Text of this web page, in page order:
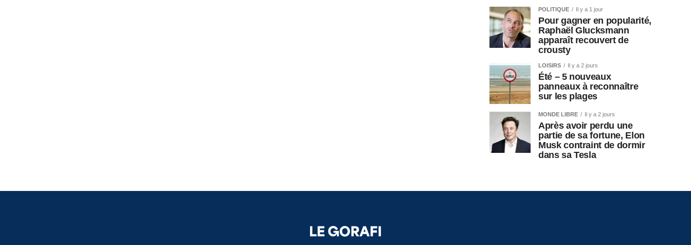
POLITIQUE Il y a 1 jour
Pour gagner en popularité,
Raphaël Glucksmann
apparaît recouvert de
crousty
LOISIRS Il y a 2 jours
Été – 5 nouveaux
panneaux à reconnaître
sur les plages
MONDE LIBRE Il y a 2 jours
Après avoir perdu une
partie de sa fortune, Elon
Musk contraint de dormir
dans sa Tesla